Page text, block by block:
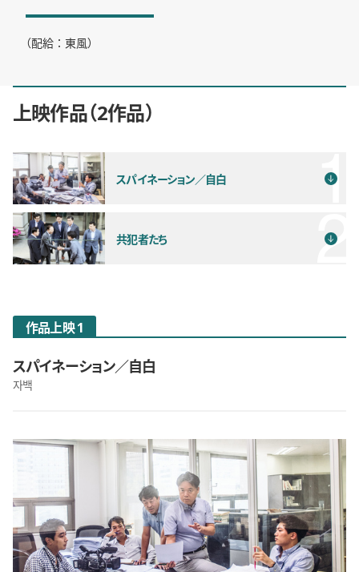
（配給：東風）
上映作品 2作品
スパイネーション／自白
共犯者たち
作品上映 1
スパイネーション／自白
자백